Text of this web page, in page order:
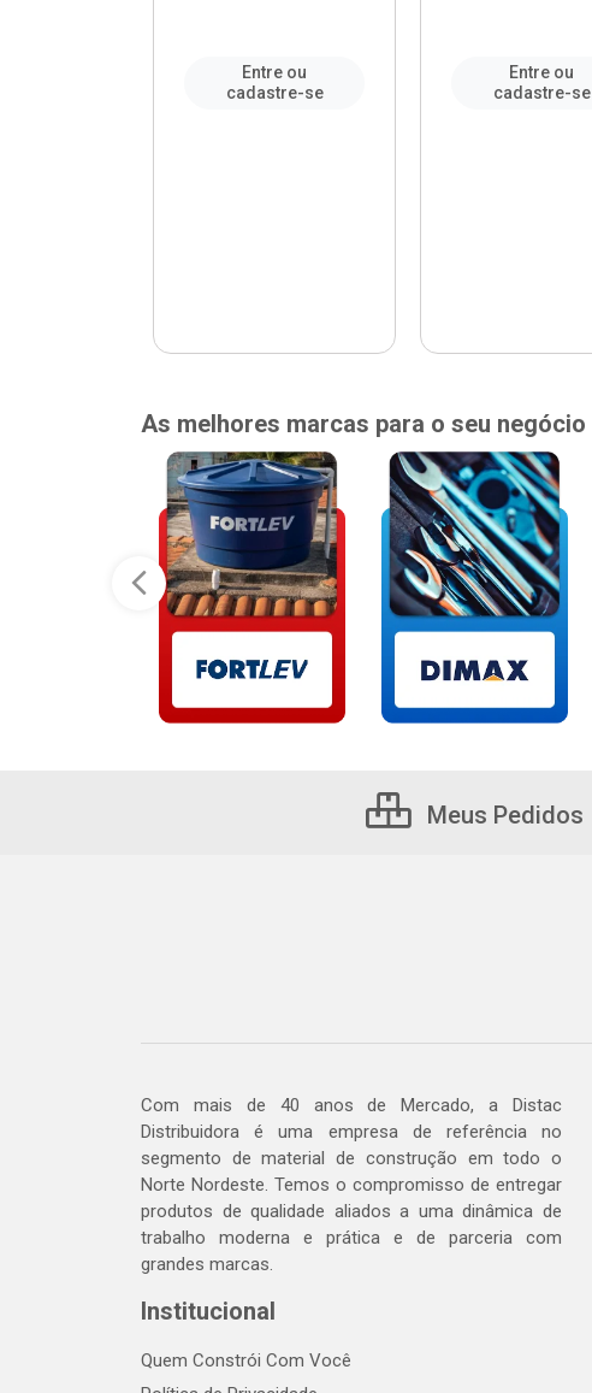
Entre ou
cadastre-se
Entre ou
cadastre-se
As melhores marcas para o seu negócio
Meus Pedidos
Com mais de 40 anos de Mercado, a Distac
Distribuidora é uma empresa de referência no
segmento de material de construção em todo o
Norte Nordeste. Temos o compromisso de entregar
produtos de qualidade aliados a uma dinâmica de
trabalho moderna e prática e de parceria com
grandes marcas.
Institucional
Quem Constrói Com Você